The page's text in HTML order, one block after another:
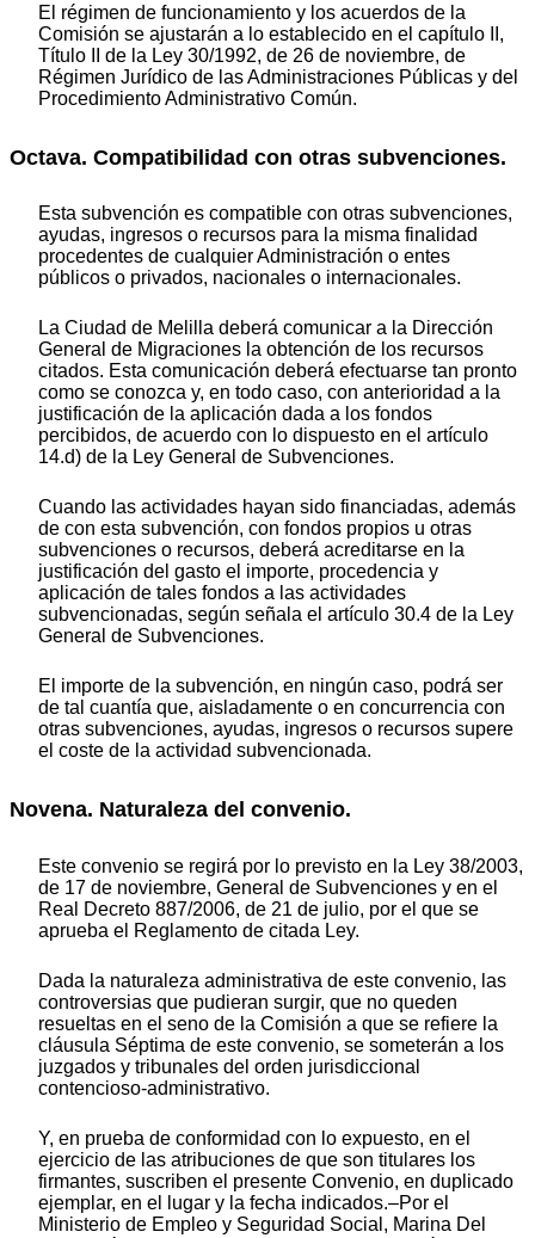
El régimen de funcionamiento y los acuerdos de la
Comisión se ajustarán a lo establecido en el capítulo II,
Título II de la Ley 30/1992, de 26 de noviembre, de
Régimen Jurídico de las Administraciones Públicas y del
Procedimiento Administrativo Común.
Octava. Compatibilidad con otras subvenciones.
Esta subvención es compatible con otras subvenciones,
ayudas, ingresos o recursos para la misma finalidad
procedentes de cualquier Administración o entes
públicos o privados, nacionales o internacionales.
La Ciudad de Melilla deberá comunicar a la Dirección
General de Migraciones la obtención de los recursos
citados. Esta comunicación deberá efectuarse tan pronto
como se conozca y, en todo caso, con anterioridad a la
justificación de la aplicación dada a los fondos
percibidos, de acuerdo con lo dispuesto en el artículo
14.d) de la Ley General de Subvenciones.
Cuando las actividades hayan sido financiadas, además
de con esta subvención, con fondos propios u otras
subvenciones o recursos, deberá acreditarse en la
justificación del gasto el importe, procedencia y
aplicación de tales fondos a las actividades
subvencionadas, según señala el artículo 30.4 de la Ley
General de Subvenciones.
El importe de la subvención, en ningún caso, podrá ser
de tal cuantía que, aisladamente o en concurrencia con
otras subvenciones, ayudas, ingresos o recursos supere
el coste de la actividad subvencionada.
Novena. Naturaleza del convenio.
Este convenio se regirá por lo previsto en la Ley 38/2003,
de 17 de noviembre, General de Subvenciones y en el
Real Decreto 887/2006, de 21 de julio, por el que se
aprueba el Reglamento de citada Ley.
Dada la naturaleza administrativa de este convenio, las
controversias que pudieran surgir, que no queden
resueltas en el seno de la Comisión a que se refiere la
cláusula Séptima de este convenio, se someterán a los
juzgados y tribunales del orden jurisdiccional
contencioso-administrativo.
Y, en prueba de conformidad con lo expuesto, en el
ejercicio de las atribuciones de que son titulares los
firmantes, suscriben el presente Convenio, en duplicado
ejemplar, en el lugar y la fecha indicados.–Por el
Ministerio de Empleo y Seguridad Social, Marina Del